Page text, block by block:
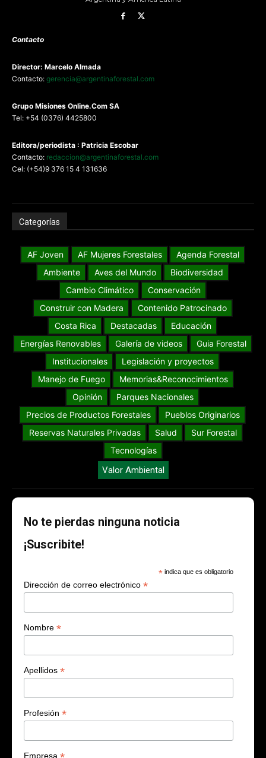
Contacto
Director: Marcelo Almada
Contacto: gerencia@argentinaforestal.com
Grupo Misiones Online.Com SA
Tel: +54 (0376) 4425800
Editora/periodista : Patricia Escobar
Contacto: redaccion@argentinaforestal.com
Cel: (+54)9 376 15 4 131636
Categorías
AF Joven AF Mujeres Forestales
Agenda Forestal
Ambiente
Aves del Mundo
Biodiversidad
Cambio Climático
Conservación
Construir con Madera
Contenido Patrocinado
Costa Rica
Destacadas
Educación
Energías Renovables
Galería de videos
Guia Forestal
Institucionales
Legislación y proyectos
Manejo de Fuego
Memorias&Reconocimientos
Opinión
Parques Nacionales
Precios de Productos Forestales
Pueblos Originarios
Reservas Naturales Privadas
Salud
Sur Forestal
Tecnologías
Valor Ambiental
No te pierdas ninguna noticia
¡Suscribite!
* indica que es obligatorio
Dirección de correo electrónico *
Nombre *
Apellidos *
Profesión *
Empresa